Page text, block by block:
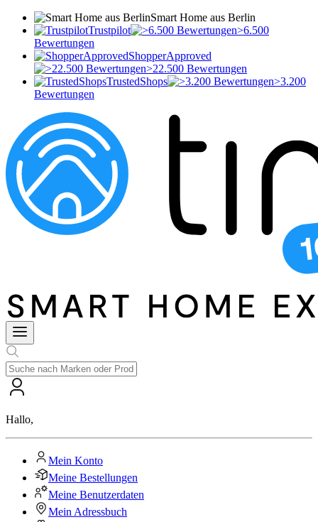
Smart Home aus Berlin
Trustpilot
>6.500
Bewertungen
ShopperApproved
>22.500 Bewertungen
TrustedShops
>3.200
Bewertungen
Hallo,
Mein Konto
Meine Bestellungen
Meine Benutzerdaten
Mein Adressbuch